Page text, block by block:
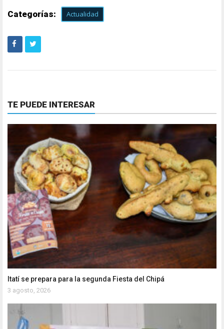
Categorías: Actualidad
TE PUEDE INTERESAR
Itatí se prepara para la segunda Fiesta del Chipá
3 agosto, 2026